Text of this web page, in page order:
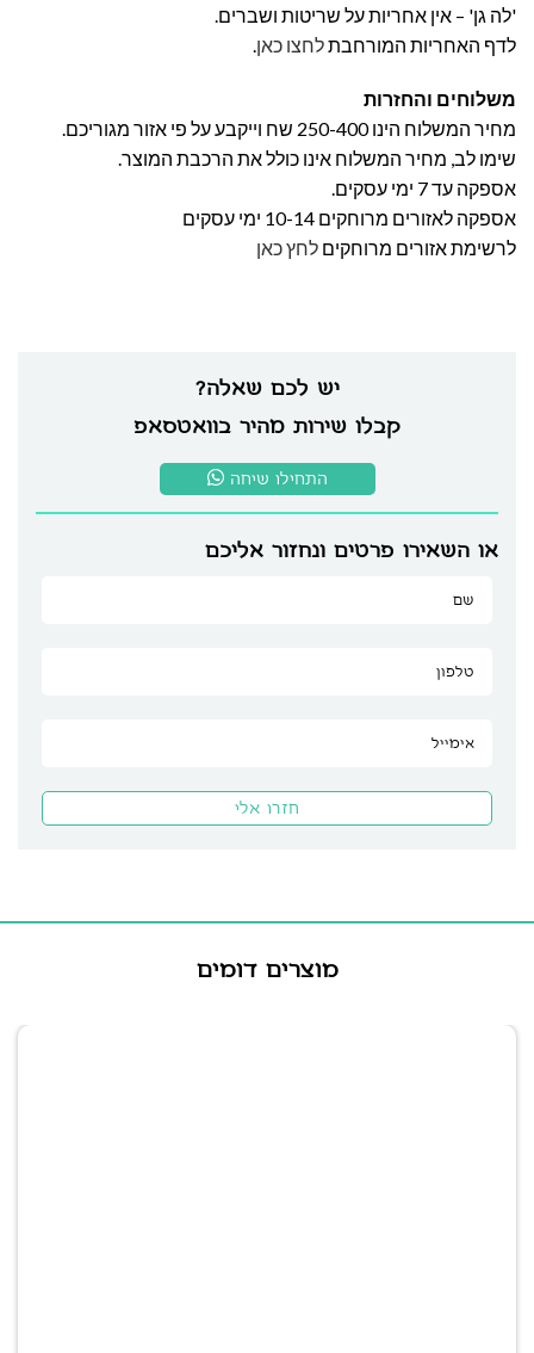
יש לכם שאלה?
קבלו שירות מהיר בוואטסאפ
התחילו שיחה
או השאירו פרטים ונחזור אליכם
'לה גן' – אין אחריות על שריטות ושברים.
לדף האחריות המורחבתלחצו כאן.
משלוחים והחזרות
מחיר המשלוח הינו 250-400 שח וייקבע על פי אזור מגוריכם.
שימו לב, מחיר המשלוח אינו כולל את הרכבת המוצר.
אספקה עד 7 ימי עסקים.
אספקה לאזורים מרוחקים 10-14 ימי עסקים
לרשימת אזורים מרוחקים לחץ כאן
מוצרים דומים